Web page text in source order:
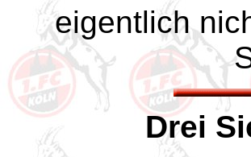
eigentlich
Drei